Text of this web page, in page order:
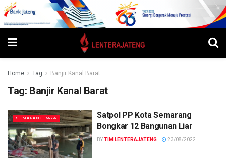
Home Tag Banjir Kanal Barat
Tag: Banjir Kanal Barat
SEMARANG RAYA
Satpol PP Kota Semarang
Bongkar 12 Bangunan Liar
BYTIM LENTERAJATENG 23/08/2022